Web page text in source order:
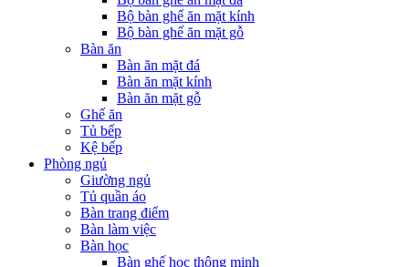
Bộ bàn ghế ăn mặt kính
Bộ bàn ghế ăn mặt gỗ
Bàn ăn
Bàn ăn mặt đá
Bàn ăn mặt kính
Bàn ăn mặt gỗ
Ghế ăn
Tủ bếp
Kệ bếp
Phòng ngủ
Giường ngủ
Tủ quần áo
Bàn trang điểm
Bàn làm việc
Bàn học
Bàn ghế học thông minh